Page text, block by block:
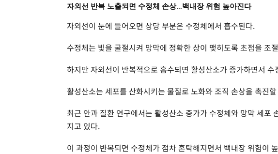
자외선 반복 노출되면 수정체 손상…백내장 위험 높아진다
자외선이 눈에 들어오면 상당 부분은 수정체에서 흡수된다.
수정체는 빛을 굴절시켜 망막에 정확한 상이 맺히도록 초점을 조
하지만 자외선이 반복적으로 흡수되면 활성산소가 증가하면서
활성산소는 세포를 산화시키는 물질로 노화와 조직 손상을 촉진
최근 안과 질환 연구에서는 활성산소 증가가 수정체와 망막 세포
지고 있다.
이 과정이 반복되면 수정체가 점차 혼탁해지면서 백내장 위험이